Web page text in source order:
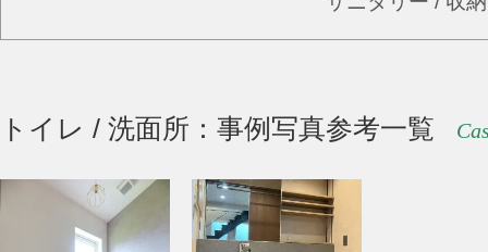
トイレ / 洗面所：事例写真参考一覧